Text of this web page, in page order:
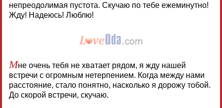
непреодолимая пустота. Скучаю по тебе ежеминутно!
Жду! Надеюсь! Люблю!
Мне очень тебя не хватает рядом, я жду нашей
встречи с огромным нетерпением. Когда между нами
расстояние, стало понятно, насколько я дорожу тобой.
До скорой встречи, скучаю.